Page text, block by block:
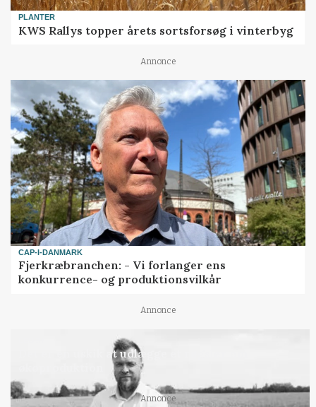
PLANTER
KWS Rallys topper årets sortsforsøg i vinterbyg
Annonce
CAP-I-DANMARK
Fjerkræbranchen: - Vi forlanger ens
konkurrence- og produktionsvilkår
Annonce
Det er en uskik at udlægge et røgslør om
Annonce